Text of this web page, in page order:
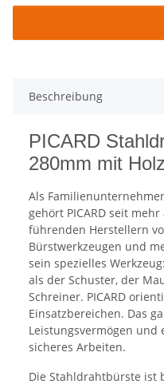
Beschreibung
PICARD
280mm mit
Als
gehört PICARD seit
führenden Herstellern
Bürstwerkzeugen und
sein spezielles
als der Schuster, der
Schreiner. PICARD
Einsatzbereichen. Das
Leistungsvermögen
sicheres Arbeiten.
Die Stahldrahtbürste ist